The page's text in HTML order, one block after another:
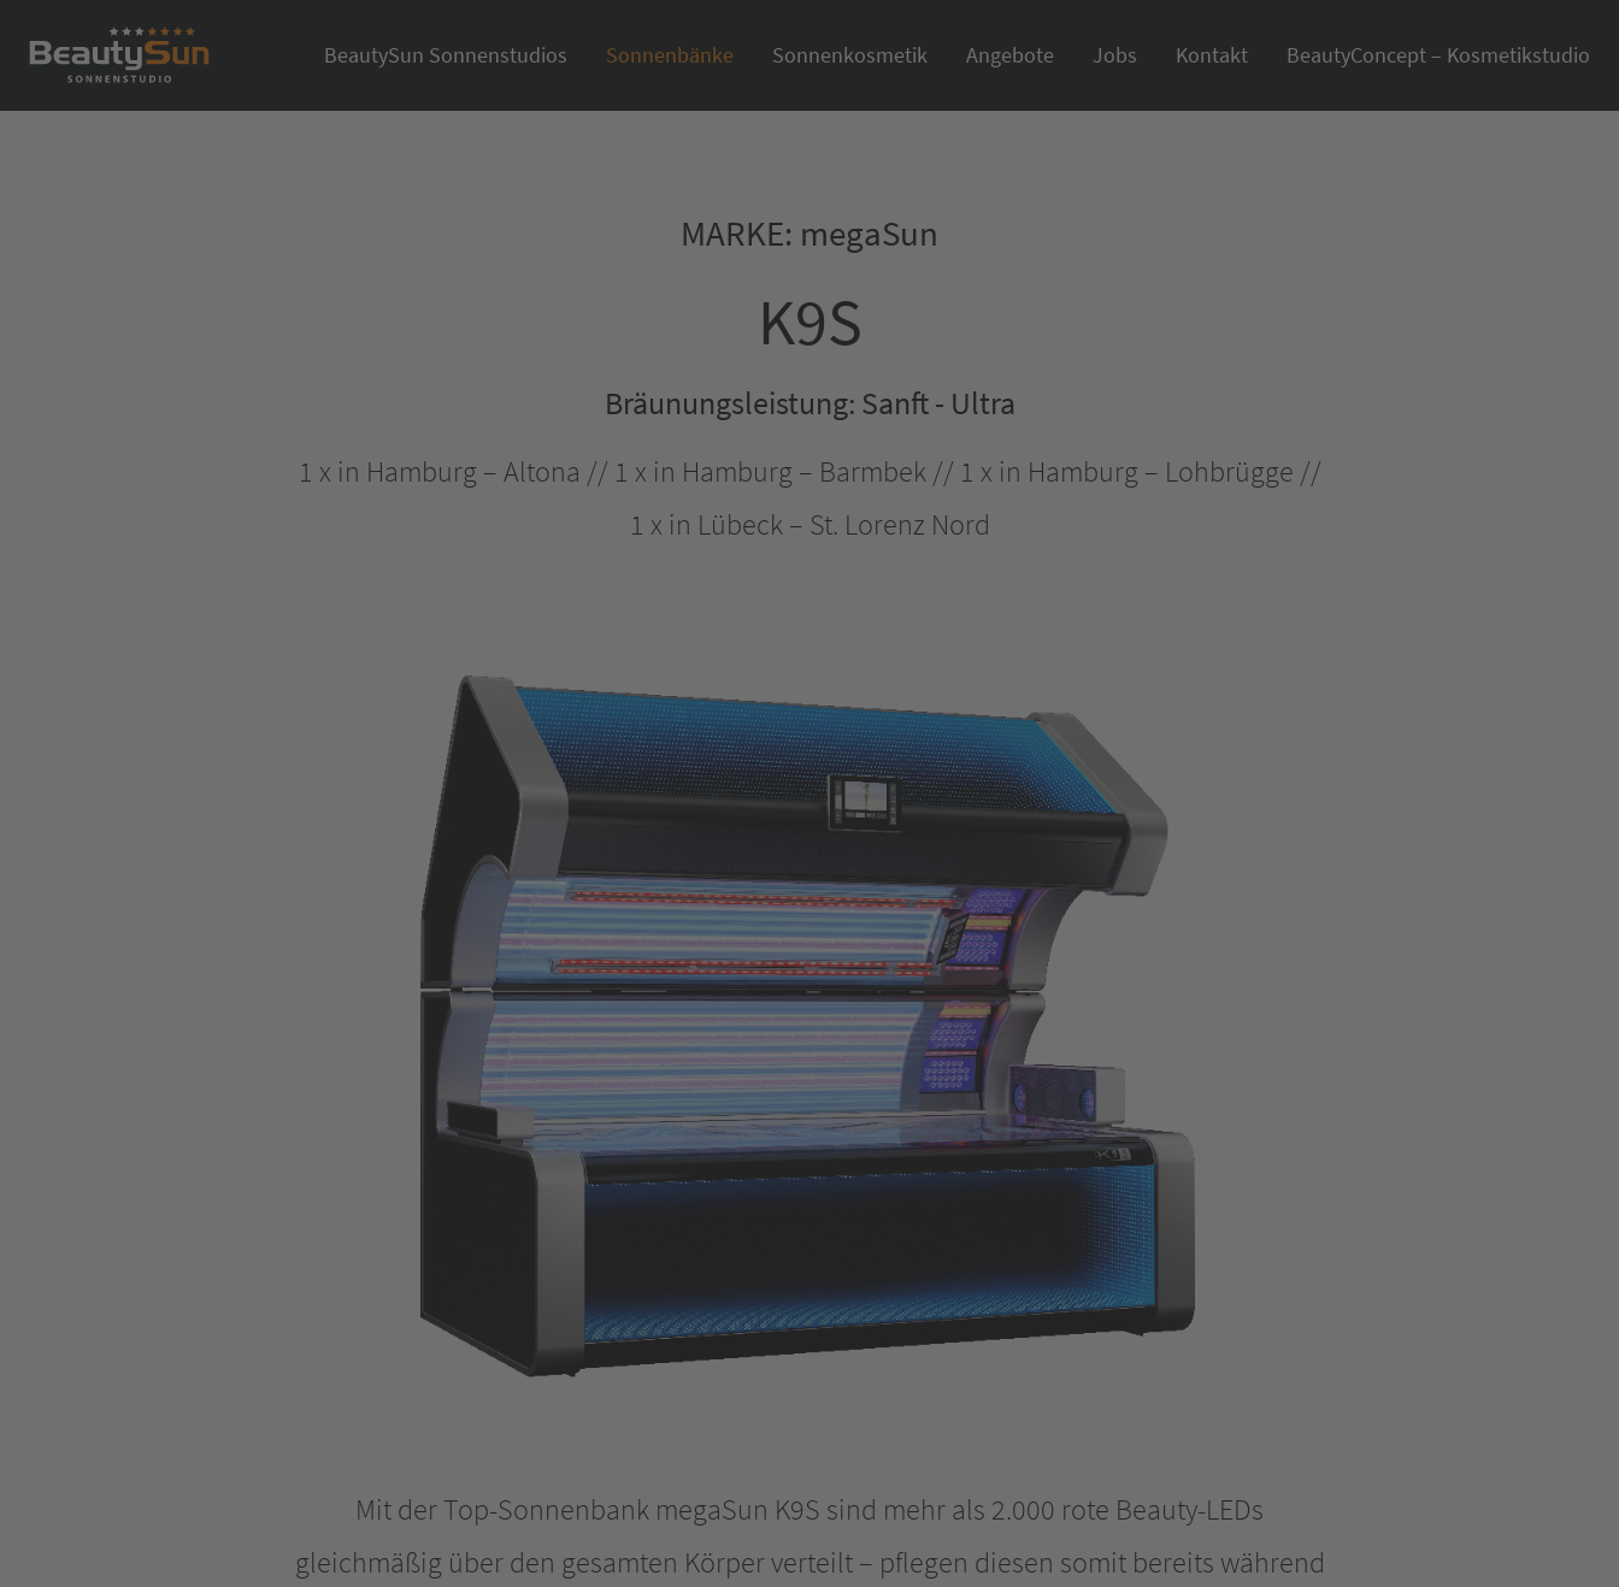
BeautySun Sonnenstudios Sonnenbänke Sonnenkosmetik Angebote Jobs Kontakt BeautyConcept – Kosmetikstudio
MARKE: megaSun
K9S
Bräunungsleistung: Sanft - Ultra
1 x in Hamburg – Altona // 1 x in Hamburg – Barmbek // 1 x in Hamburg – Lohbrügge //
1 x in Lübeck – St. Lorenz Nord
Mit der Top-Sonnenbank megaSun K9S sind mehr als 2.000 rote Beauty-LEDs
gleichmäßig über den gesamten Körper verteilt – pflegen diesen somit bereits während